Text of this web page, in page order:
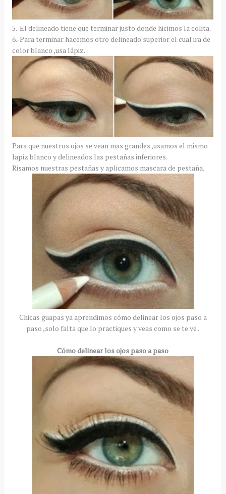
5.-El delineado tiene que terminar justo donde hicimos la colita.
6.-Para terminar hacemos otro delineado superior el cual ira de
color blanco ,usa lápiz.
Para que nuestros ojos se vean mas grandes ,usamos el mismo
lapiz blanco y delineados las pestañas inferiores.
Risamos nuestras pestañas y aplicamos mascara de pestaña.
Chicas guapas ya aprendimos cómo delinear los ojos paso a
paso ,solo falta que lo practiques y veas como se te ve .
Cómo delinear los ojos paso a paso